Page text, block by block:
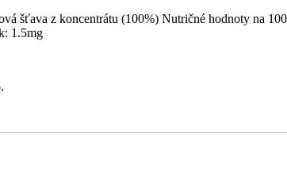
šťava z koncentrátu (100%) Nutričné hodnoty na
1.5mg